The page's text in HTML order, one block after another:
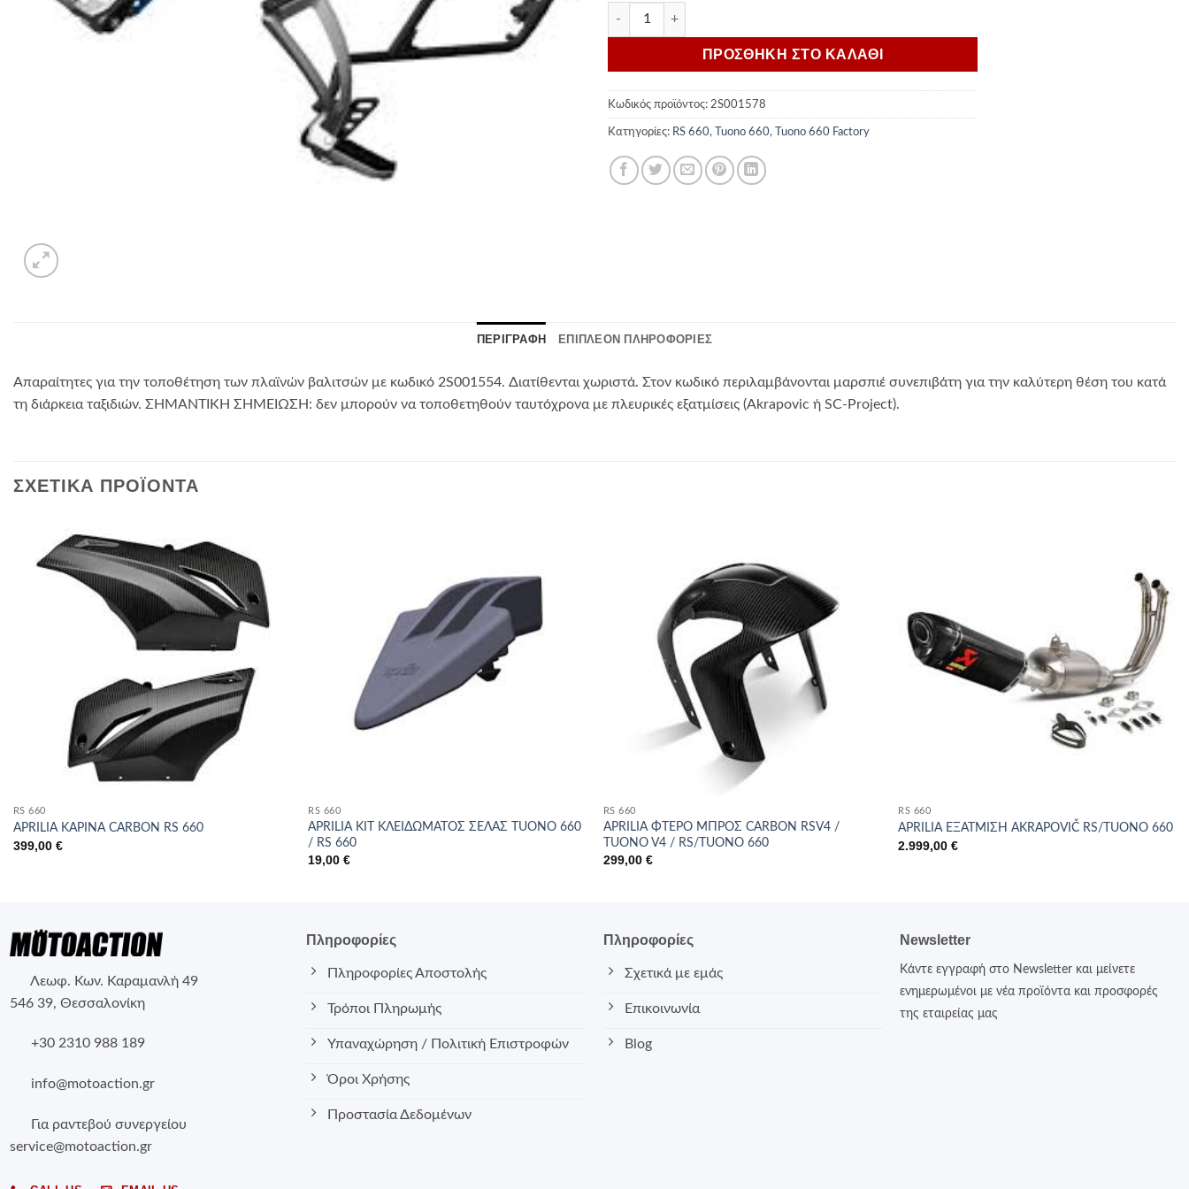
Aprilia ΒΑΣΕΙΣ ΠΛΑΪΝΩΝ ΒΑΛΙΤΣΩΝ TUONO/RS 660 ποσότητα
ΠΡΟΣΘΗΚΗ ΣΤΟ ΚΑΛΑΘΙ
Κωδικός προϊόντος: 2S001578
Κατηγορίες: RS 660, Tuono 660, Tuono 660 Factory
ΠΕΡΙΓΡΑΦΗ ΕΠΙΠΛΕΟΝ ΠΛΗΡΟΦΟΡΙΕΣ
Απαραίτητες για την τοποθέτηση των πλαϊνών βαλιτσών με κωδικό 2S001554. Διατίθενται χωριστά. Στον κωδικό περιλαμβάνονται μαρσπιέ συνεπιβάτη για την καλύτερη θέση του κατά
τη διάρκεια ταξιδιών. ΣΗΜΑΝΤΙΚΗ ΣΗΜΕΙΩΣΗ: δεν μπορούν να τοποθετηθούν ταυτόχρονα με πλευρικές εξατμίσεις (Akrapovic ή SC-Project).
ΣΧΕΤΙΚΑ ΠΡΟΪΟΝΤΑ
RS 660
APRILIA ΚΑΡΙΝΑ CARBON RS 660
399,00 €
RS 660
APRILIA ΚΙΤ ΚΛΕΙΔΩΜΑΤΟΣ ΣΕΛΑΣ TUONO 660
/ RS 660
19,00€
RS 660
APRILIA ΦΤΕΡΟ ΜΠΡΟΣ CARBON RSV4 /
TUONO V4 / RS/TUONO 660
299,00 €
RS 660
APRILIA ΕΞΑΤΜΙΣΗ AKRAPOVIČ RS/TUONO 660
2.999,00€
Λεωφ. Κων. Καραμανλή 49
546 39, Θεσσαλονίκη
+30 2310 988 189
info@motoaction.gr
Για ραντεβού συνεργείου
service@motoaction.gr
Πληροφορίες
Πληροφορίες Αποστολής
Τρόποι Πληρωμής
Υπαναχώρηση / Πολιτική Επιστροφών
Όροι Χρήσης
Προστασία Δεδομένων
Πληροφορίες
Σχετικά με εμάς
Επικοινωνία
Blog
Newsletter
Κάντε εγγραφή στο Newsletter και μείνετε
ενημερωμένοι με νέα προϊόντα και προσφορές
της εταιρείας μας